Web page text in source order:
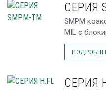
СЕРИЯ
SMPM
MIL с
СЕРИЯ